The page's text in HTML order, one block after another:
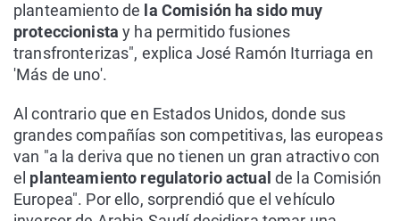
planteamiento de la Comisión ha sido muy
proteccionistay ha permitido fusiones
transfronterizas", explica José Ramón Iturriaga en
'Más de uno'.
Al contrario que en Estados Unidos, donde sus
grandes compañías son competitivas, las europeas
van "a la deriva que no tienen un gran atractivo con
el planteamiento regulatorio actualde la Comisión
Europea". Por ello, sorprendió que el vehículo